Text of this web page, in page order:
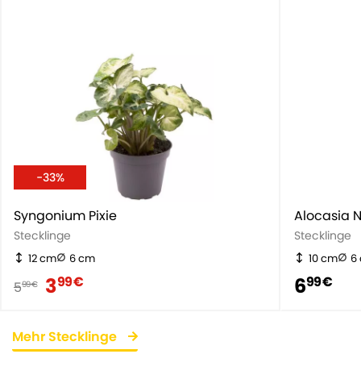
-33%
Syngonium Pixie
Stecklinge
12 cm 6 cm
599 € 399 €
Alocasia
Stecklinge
10 cm 6
699 €
Mehr Stecklinge